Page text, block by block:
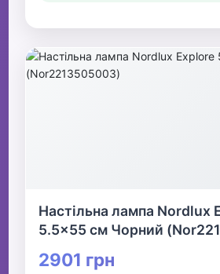
Настільна лампа Nordlux
5.5x55 см Чорний
2901 грн